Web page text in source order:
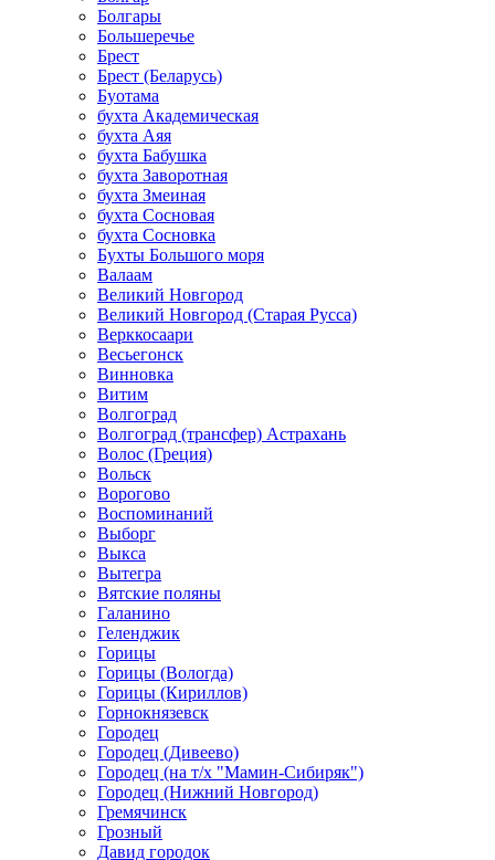
Болгары
Большеречье
Брест
Брест (Беларусь)
Буотама
бухта Академическая
бухта Аяя
бухта Бабушка
бухта Заворотная
бухта Змеиная
бухта Сосновая
бухта Сосновка
Бухты Большого моря
Валаам
Великий Новгород
Великий Новгород (Старая Русса)
Верккосаари
Весьегонск
Винновка
Витим
Волгоград
Волгоград (трансфер) Астрахань
Волос (Греция)
Вольск
Ворогово
Воспоминаний
Выборг
Выкса
Вытегра
Вятские поляны
Галанино
Геленджик
Горицы
Горицы (Вологда)
Горицы (Кириллов)
Горнокнязевск
Городец
Городец (Дивеево)
Городец (на т/х "Мамин-Сибиряк")
Городец (Нижний Новгород)
Гремячинск
Грозный
Давид городок